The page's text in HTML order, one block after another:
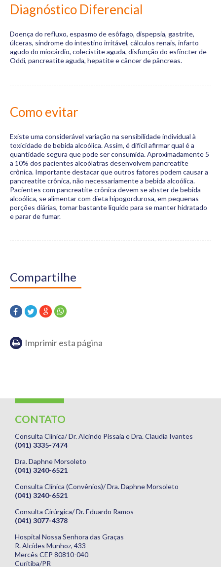
Diagnóstico Diferencial
Doença do refluxo, espasmo de esôfago, dispepsia, gastrite,
úlceras, síndrome do intestino irritável, cálculos renais, infarto
agudo do miocárdio, colecistite aguda, disfunção do esfíncter de
Oddi, pancreatite aguda, hepatite e câncer de pâncreas.
Como evitar
Existe uma considerável variação na sensibilidade individual à
toxicidade de bebida alcoólica. Assim, é difícil afirmar qual é a
quantidade segura que pode ser consumida. Aproximadamente 5
a 10% dos pacientes alcoólatras desenvolvem pancreatite
crônica. Importante destacar que outros fatores podem causar a
pancreatite crônica, não necessariamente a bebida alcoólica.
Pacientes com pancreatite crônica devem se abster de bebida
alcoólica, se alimentar com dieta hipogordurosa, em pequenas
porções diárias, tomar bastante liquido para se manter hidratado
e parar de fumar.
Compartilhe
Imprimir esta página
CONTATO
Consulta Clínica/ Dr. Alcindo Pissaia e Dra. Claudia Ivantes
(041) 3335-7474
Dra. Daphne Morsoleto
(041) 3240-6521
Consulta Clínica (Convênios)/ Dra. Daphne Morsoleto
(041) 3240-6521
Consulta Cirúrgica/ Dr. Eduardo Ramos
(041) 3077-4378
Hospital Nossa Senhora das Graças
R. Alcídes Munhoz, 433
Mercês CEP 80810-040
Curitiba/PR